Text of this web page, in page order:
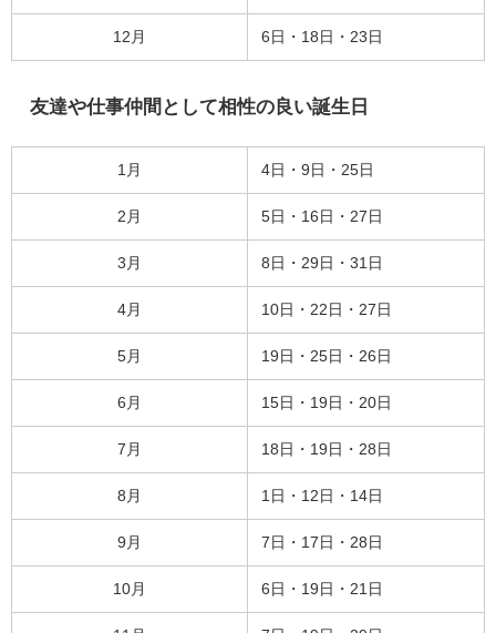
12月 6日・18日・23日
友達や仕事仲間として相性の良い誕生日
1月 4日・9日・25日
2月 5日・16日・27日
3月 8日・29日・31日
4月 10日・22日・27日
5月 19日・25日・26日
6月 15日・19日・20日
7月 18日・19日・28日
8月 1日・12日・14日
9月 7日・17日・28日
10月 6日・19日・21日